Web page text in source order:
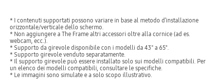
* I contenuti supportati possono variare in base al metodo d’installazione
orizzontale/verticale dello schermo.
* Non aggiungere a The Frame altri accessori oltre alla cornice (ad es.
webcam, ecc.).
* Supporto da girevole disponibile con i modelli da 43" a 65".
* Supporto girevole venduto separatamente.
* Il supporto girevole può essere installato solo sui modelli compatibili. Per
un elenco dei modelli compatibili, consultare le specifiche.
* Le immagini sono simulate e a solo scopo illustrativo.